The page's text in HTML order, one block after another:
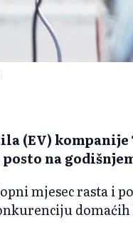
(EV)
posto na
mjesec rasta i